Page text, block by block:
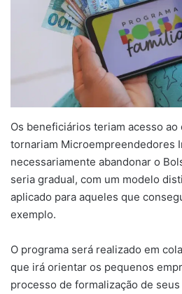
Os beneficiários teriam acesso
tornariam Microempreendedores
necessariamente abandonar o
seria gradual, com um modelo
aplicado para aqueles que
exemplo.
O programa será realizado em
que irá orientar os pequenos
processo de formalização de